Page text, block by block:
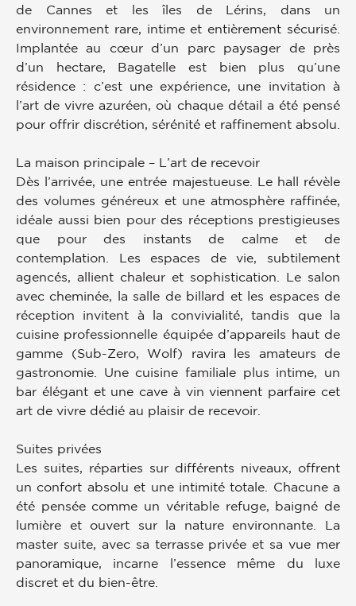
de Cannes et les îles de Lérins, dans un
environnement rare, intime et entièrement sécurisé.
Implantée au cœur d’un parc paysager de près
d’un hectare, Bagatelle est bien plus qu’une
résidence : c’est une expérience, une invitation à
l’art de vivre azuréen, où chaque détail a été pensé
pour offrir discrétion, sérénité et raffinement absolu.
La maison principale – L’art de recevoir
Dès l’arrivée, une entrée majestueuse. Le hall révèle
des volumes généreux et une atmosphère raffinée,
idéale aussi bien pour des réceptions prestigieuses
que pour des instants de calme et de
contemplation. Les espaces de vie, subtilement
agencés, allient chaleur et sophistication. Le salon
avec cheminée, la salle de billard et les espaces de
réception invitent à la convivialité, tandis que la
cuisine professionnelle équipée d’appareils haut de
gamme (Sub-Zero, Wolf) ravira les amateurs de
gastronomie. Une cuisine familiale plus intime, un
bar élégant et une cave à vin viennent parfaire cet
art de vivre dédié au plaisir de recevoir.
Suites privées
Les suites, réparties sur différents niveaux, offrent
un confort absolu et une intimité totale. Chacune a
été pensée comme un véritable refuge, baigné de
lumière et ouvert sur la nature environnante. La
master suite, avec sa terrasse privée et sa vue mer
panoramique, incarne l’essence même du luxe
discret et du bien-être.